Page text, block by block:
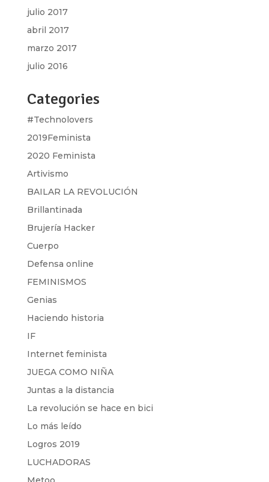
julio 2017
abril 2017
marzo 2017
julio 2016
Categories
#Technolovers
2019Feminista
2020 Feminista
Artivismo
BAILAR LA REVOLUCIÓN
Brillantinada
Brujería Hacker
Cuerpo
Defensa online
FEMINISMOS
Genias
Haciendo historia
IF
Internet feminista
JUEGA COMO NIÑA
Juntas a la distancia
La revolución se hace en bici
Lo más leído
Logros 2019
LUCHADORAS